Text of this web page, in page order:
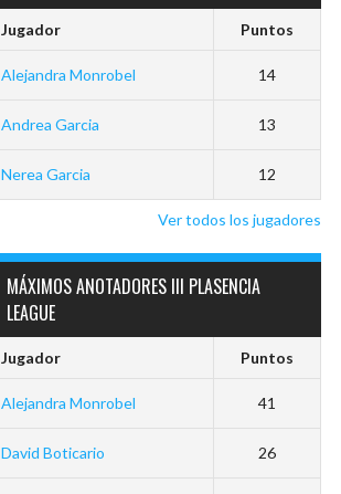
Jugador Puntos
Alejandra Monrobel 14
Andrea Garcia 13
Nerea Garcia 12
Ver todos los jugadores
MÁXIMOS ANOTADORES III PLASENCIA
LEAGUE
Jugador Puntos
Alejandra Monrobel 41
David Boticario 26